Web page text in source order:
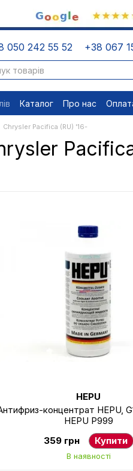
050 242 55 52 +38 067
Каталог Про нас
Правові документи
Chrysler Pacifica (RU) '16-
HEPU
концентрат HEPU,
HEPU P999
359 грн
Купити
В наявності